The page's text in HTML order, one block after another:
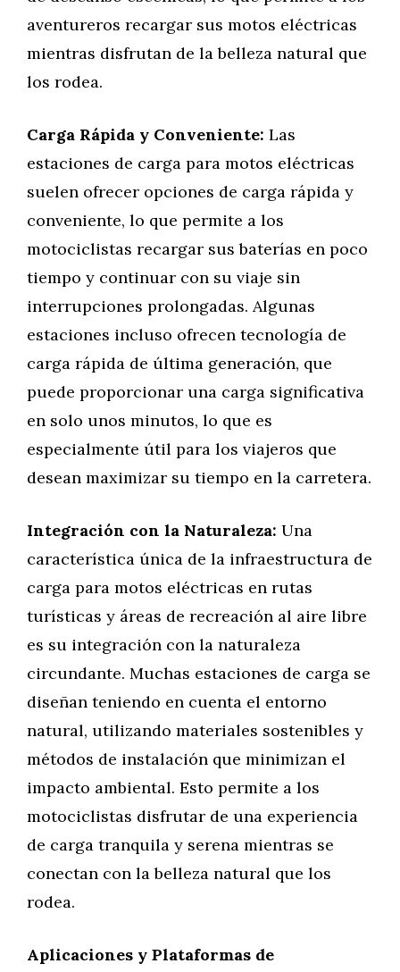
aventureros recargar sus motos eléctricas
mientras disfrutan de la belleza natural que
los rodea.
Carga Rápida y Conveniente: Las
estaciones de carga para motos eléctricas
suelen ofrecer opciones de carga rápida y
conveniente, lo que permite a los
motociclistas recargar sus baterías en poco
tiempo y continuar con su viaje sin
interrupciones prolongadas. Algunas
estaciones incluso ofrecen tecnología de
carga rápida de última generación, que
puede proporcionar una carga significativa
en solo unos minutos, lo que es
especialmente útil para los viajeros que
desean maximizar su tiempo en la carretera.
Integración con la Naturaleza: Una
característica única de la infraestructura de
carga para motos eléctricas en rutas
turísticas y áreas de recreación al aire libre
es su integración con la naturaleza
circundante. Muchas estaciones de carga se
diseñan teniendo en cuenta el entorno
natural, utilizando materiales sostenibles y
métodos de instalación que minimizan el
impacto ambiental. Esto permite a los
motociclistas disfrutar de una experiencia
de carga tranquila y serena mientras se
conectan con la belleza natural que los
rodea.
Aplicaciones y Plataformas de